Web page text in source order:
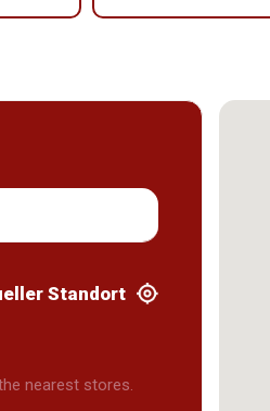
Standort
nearest stores.